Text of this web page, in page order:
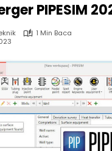
PIPESIM
1 Min Baca